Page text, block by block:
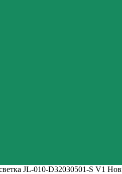
JL-010-D32030501-S V1